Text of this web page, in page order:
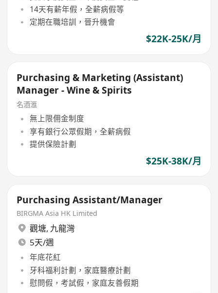
14天有薪年假，全薪病假等
定期在職培訓，晉升機會
$22K-25K/月
Purchasing & Marketing (Assistant)
Manager - Wine & Spirits
名酒滙
無上限佣金制度
享有銀行公眾假期，全薪病假
提供保險計劃
$25K-38K/月
Purchasing Assistant/Manager
BIRGMA Asia HK Limited
觀塘, 九龍灣
5天/週
年底花紅
牙科福利計劃，家庭醫療計劃
慰問假，考試假，家庭友善假期